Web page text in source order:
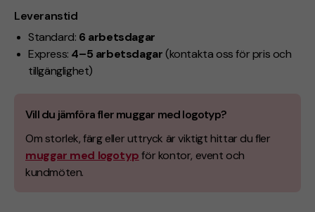
Leveranstid
Standard: 6 arbetsdagar
Express: 4–5 arbetsdagar(kontakta oss för pris och
tillgänglighet)
Vill du jämföra fler muggar med logotyp?
Om storlek, färg eller uttryck är viktigt hittar du fler
muggar med logotypför kontor, event och
kundmöten.